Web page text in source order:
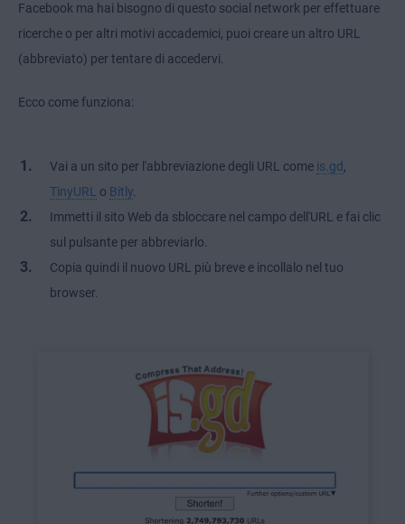
Facebook ma hai bisogno di questo social network per effettuare
ricerche o per altri motivi accademici, puoi creare un altro URL
(abbreviato) per tentare di accedervi.
Ecco come funziona:
Vai a un sito per l'abbreviazione degli URL come is.gd ,
TinyURL o Bitly.
Immetti il sito Web da sbloccare nel campo dell'URL e fai clic
sul pulsante per abbreviarlo.
Copia quindi il nuovo URL più breve e incollalo nel tuo
browser.